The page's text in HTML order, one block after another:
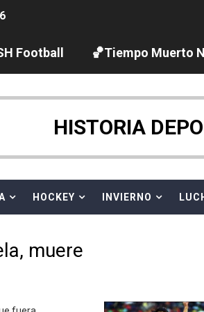
2026 (París, Francia) - Dobletes
2026 (Estambul, Turquía)
2026 (París, Francia) - España
Football 🏀Tiempo Muerto
HISTORIA
HOCKEY INVIERNO
muere